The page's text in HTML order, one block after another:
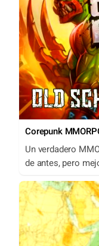
Corepunk
Un verdadero
de antes, pero